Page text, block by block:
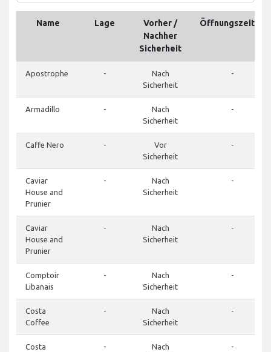
Name Lage
Vorher /
Nachher
Sicherheit
Öffnungszeiten
Apostrophe -
Nach
Sicherheit
-
Armadillo -
Nach
Sicherheit
-
Caffe Nero -
Vor
Sicherheit
-
Caviar
House and
Prunier
-
Nach
Sicherheit
-
Caviar
House and
Prunier
-
Nach
Sicherheit
-
Comptoir
Libanais
-
Nach
Sicherheit
-
Costa
Coffee
-
Nach
Sicherheit
-
Costa
-
Nach
-